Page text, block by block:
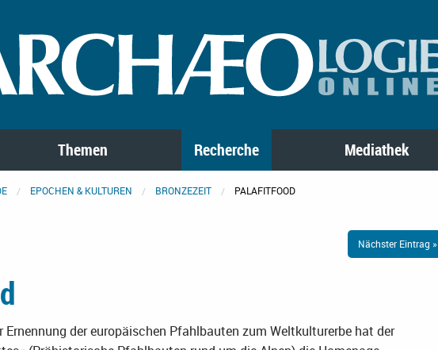
Themen Recherche Mediathek
EPOCHEN & KULTUREN BRONZEZEIT PALAFITFOOD
Nächster Eintrag »
der europäischen Pfahlbauten zum Weltkulturerbe hat der